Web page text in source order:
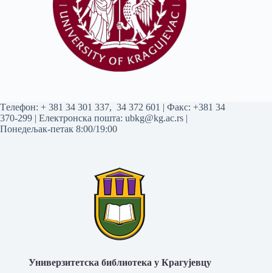
Tелефон: + 381 34 301 337, 34 372 601 | Факс: +381 34
370-299 | Електронска пошта: ubkg@kg.ac.rs |
Понедељак-петак 8:00/19:00
Универзитетска библиотека у Крагујевцу